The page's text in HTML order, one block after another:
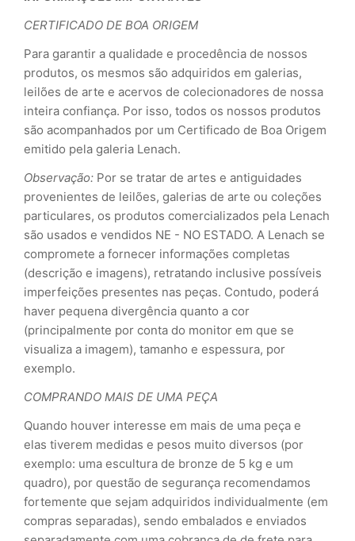
CERTIFICADO DE BOA ORIGEM
Para garantir a qualidade e procedência de nossos
produtos, os mesmos são adquiridos em galerias,
leilões de arte e acervos de colecionadores de nossa
inteira confiança. Por isso, todos os nossos produtos
são acompanhados por um Certificado de Boa Origem
emitido pela galeria Lenach.
Observação: Por se tratar de artes e antiguidades
provenientes de leilões, galerias de arte ou coleções
particulares, os produtos comercializados pela Lenach
são usados e vendidos NE - NO ESTADO. A Lenach se
compromete a fornecer informações completas
(descrição e imagens), retratando inclusive possíveis
imperfeições presentes nas peças. Contudo, poderá
haver pequena divergência quanto a cor
(principalmente por conta do monitor em que se
visualiza a imagem), tamanho e espessura, por
exemplo.
COMPRANDO MAIS DE UMA PEÇA
Quando houver interesse em mais de uma peça e
elas tiverem medidas e pesos muito diversos (por
exemplo: uma escultura de bronze de 5 kg e um
quadro), por questão de segurança recomendamos
fortemente que sejam adquiridos individualmente (em
compras separadas), sendo embalados e enviados